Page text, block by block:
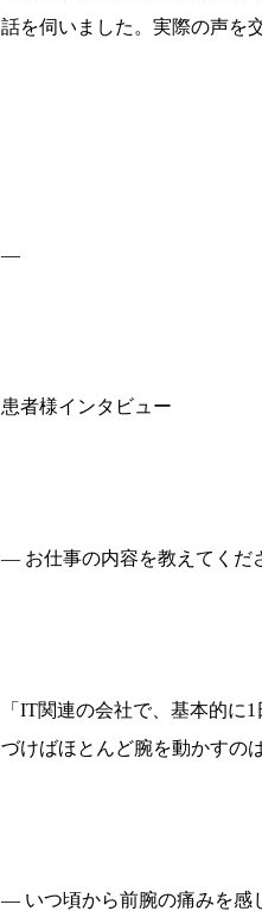
話を伺いました。実際の声を
—
患者様インタビュー
― お仕事の内容を教えてくだ
「IT関連の会社で、基本的に
づけばほとんど腕を動かすの
― いつ頃から前腕の痛みを感